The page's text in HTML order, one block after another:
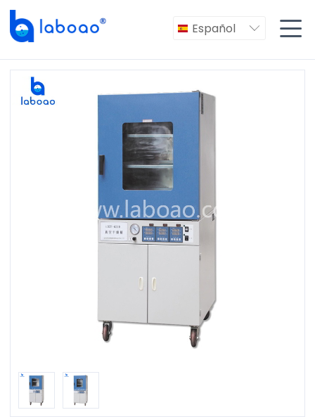
Español  